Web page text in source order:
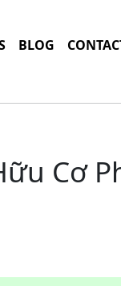
BLOG
Cơ